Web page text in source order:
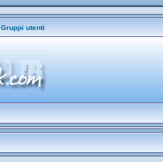
Gruppi utenti